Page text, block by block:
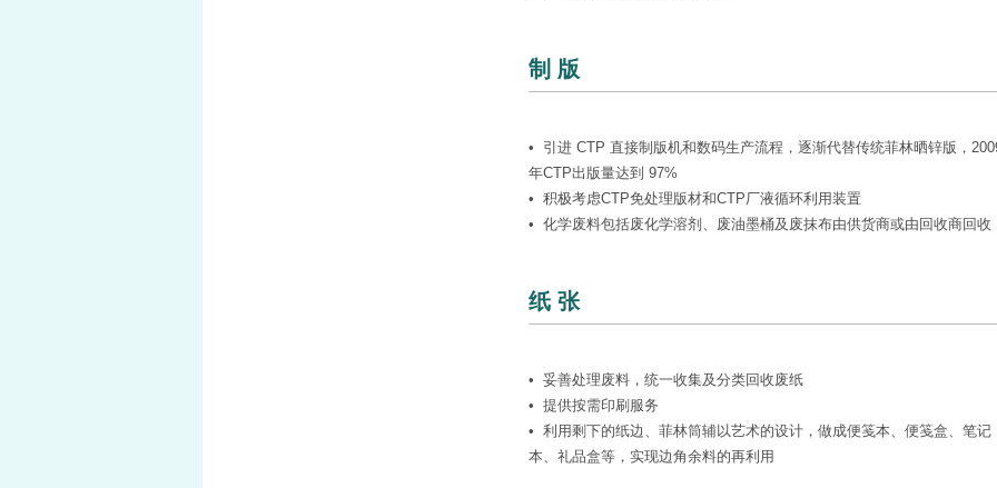
制 版
• 引进 CTP 直接制版机和数码生产流程，逐渐代替传统菲林晒锌版，
年CTP出版量达到 97%
• 积极考虑CTP免处理版材和CTP厂液循环利用装置
• 化学废料包括废化学溶剂、废油墨桶及废抹布由供货商或由回收商回收
纸 张
• 妥善处理废料，统一收集及分类回收废纸
• 提供按需印刷服务
• 利用剩下的纸边、菲林筒辅以艺术的设计，做成便笺本、便笺盒、笔记
本、礼品盒等，实现边角余料的再利用